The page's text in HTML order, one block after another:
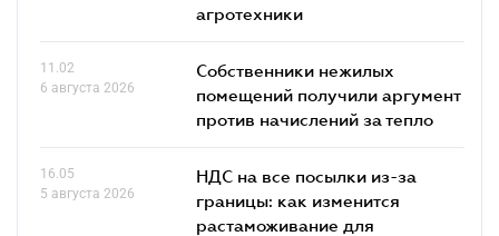
агротехники
11.02
6 августа 2026
Собственники нежилых
помещений получили аргумент
против начислений за тепло
16.05
5 августа 2026
НДС на все посылки из-за
границы: как изменится
растаможивание для